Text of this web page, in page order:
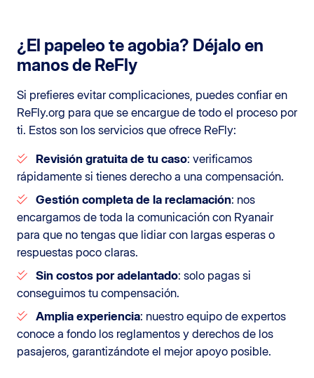
¿El papeleo te agobia? Déjalo en
manos de ReFly
Si prefieres evitar complicaciones, puedes confiar en
ReFly.org para que se encargue de todo el proceso por
ti. Estos son los servicios que ofrece ReFly:
Revisión gratuita de tu caso: verificamos
rápidamente si tienes derecho a una compensación.
Gestión completa de la reclamación: nos
encargamos de toda la comunicación con Ryanair
para que no tengas que lidiar con largas esperas o
respuestas poco claras.
Sin costos por adelantado: solo pagas si
conseguimos tu compensación.
Amplia experiencia: nuestro equipo de expertos
conoce a fondo los reglamentos y derechos de los
pasajeros, garantizándote el mejor apoyo posible.